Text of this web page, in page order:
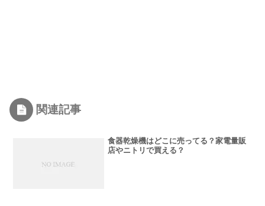
関連記事
食器乾燥機はどこに売ってる？家電量販
店やニトリで買える？